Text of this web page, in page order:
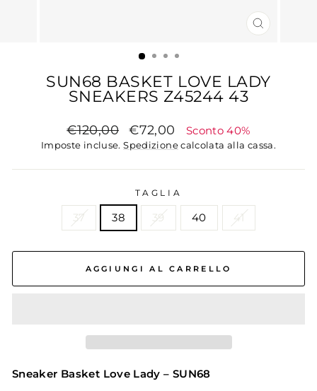
CHIUDI
SUN68 BASKET LOVE LADY
SNEAKERS Z45244 43
Prezzo
di
€120,00
Prezzo
scontato
€72,00 Sconto 40%
Imposte incluse.Spedizionecalcolata alla cassa.
TAGLIA
37 38 39 40 41
AGGIUNGI AL CARRELLO
Sneaker Basket Love Lady – SUN68